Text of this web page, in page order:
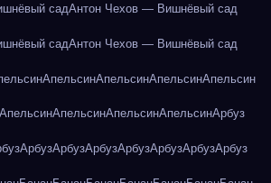
садАнтон Чехов — Вишнёвый сад
садАнтон Чехов — Вишнёвый сад
АпельсинАпельсинАпельсинАпельсин
АпельсинАпельсинАпельсинАпельсинАрбуз
АрбузАрбузАрбузАрбузАрбузАрбузАрбуз